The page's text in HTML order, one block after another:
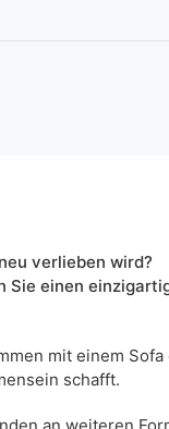
verlieben wird?
Sie einen
mit einem Sofa
schafft.